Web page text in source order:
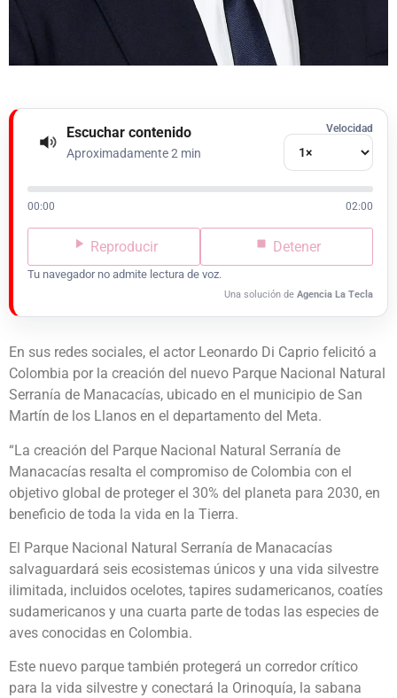
Escuchar contenido
Aproximadamente 2 min
Velocidad
00:00 02:00
Reproducir Detener
Tu navegador no admite lectura de voz.
Una solución de Agencia La Tecla
En sus redes sociales, el actor Leonardo Di Caprio felicitó a
Colombia por la creación del nuevo Parque Nacional Natural
Serranía de Manacacías, ubicado en el municipio de San
Martín de los Llanos en el departamento del Meta.
“La creación del Parque Nacional Natural Serranía de
Manacacías resalta el compromiso de Colombia con el
objetivo global de proteger el 30% del planeta para 2030, en
beneficio de toda la vida en la Tierra.
El Parque Nacional Natural Serranía de Manacacías
salvaguardará seis ecosistemas únicos y una vida silvestre
ilimitada, incluidos ocelotes, tapires sudamericanos, coatíes
sudamericanos y una cuarta parte de todas las especies de
aves conocidas en Colombia.
Este nuevo parque también protegerá un corredor crítico
para la vida silvestre y conectará la Orinoquía, la sabana